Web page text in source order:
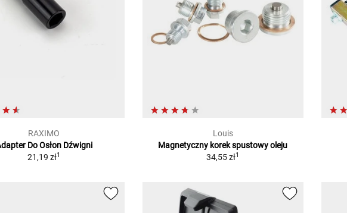
RAXIMO
Do Osłon Dźwigni
21,19 zł1
Louis
Magnetyczny korek spustowy oleju
34,55 zł1